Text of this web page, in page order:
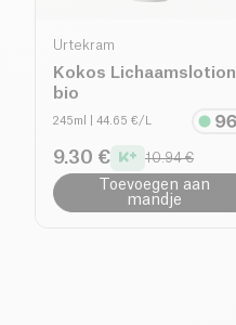
Urtekram
Kokos Lichaamslotion
bio
245ml | 44.65 €/L
9.30 € 10.94 €
Toevoegen aan
mandje